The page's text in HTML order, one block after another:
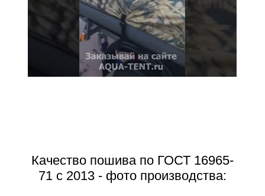
Качество пошива по ГОСТ 16965-
71 с 2013 - фото производства: